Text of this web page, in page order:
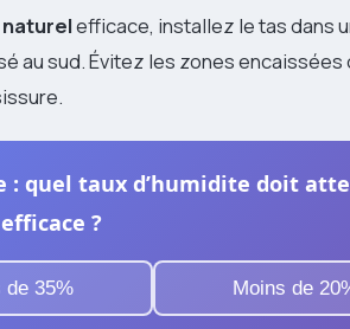
efficace, installez le tas dans
au sud. Évitez les zones
: quel taux d’humidite doit
?
de 35% Moins de